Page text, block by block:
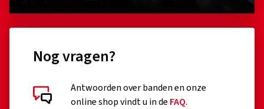
Nog vragen?
Antwoorden over banden en onze
online shop vindt u in de FAQ.